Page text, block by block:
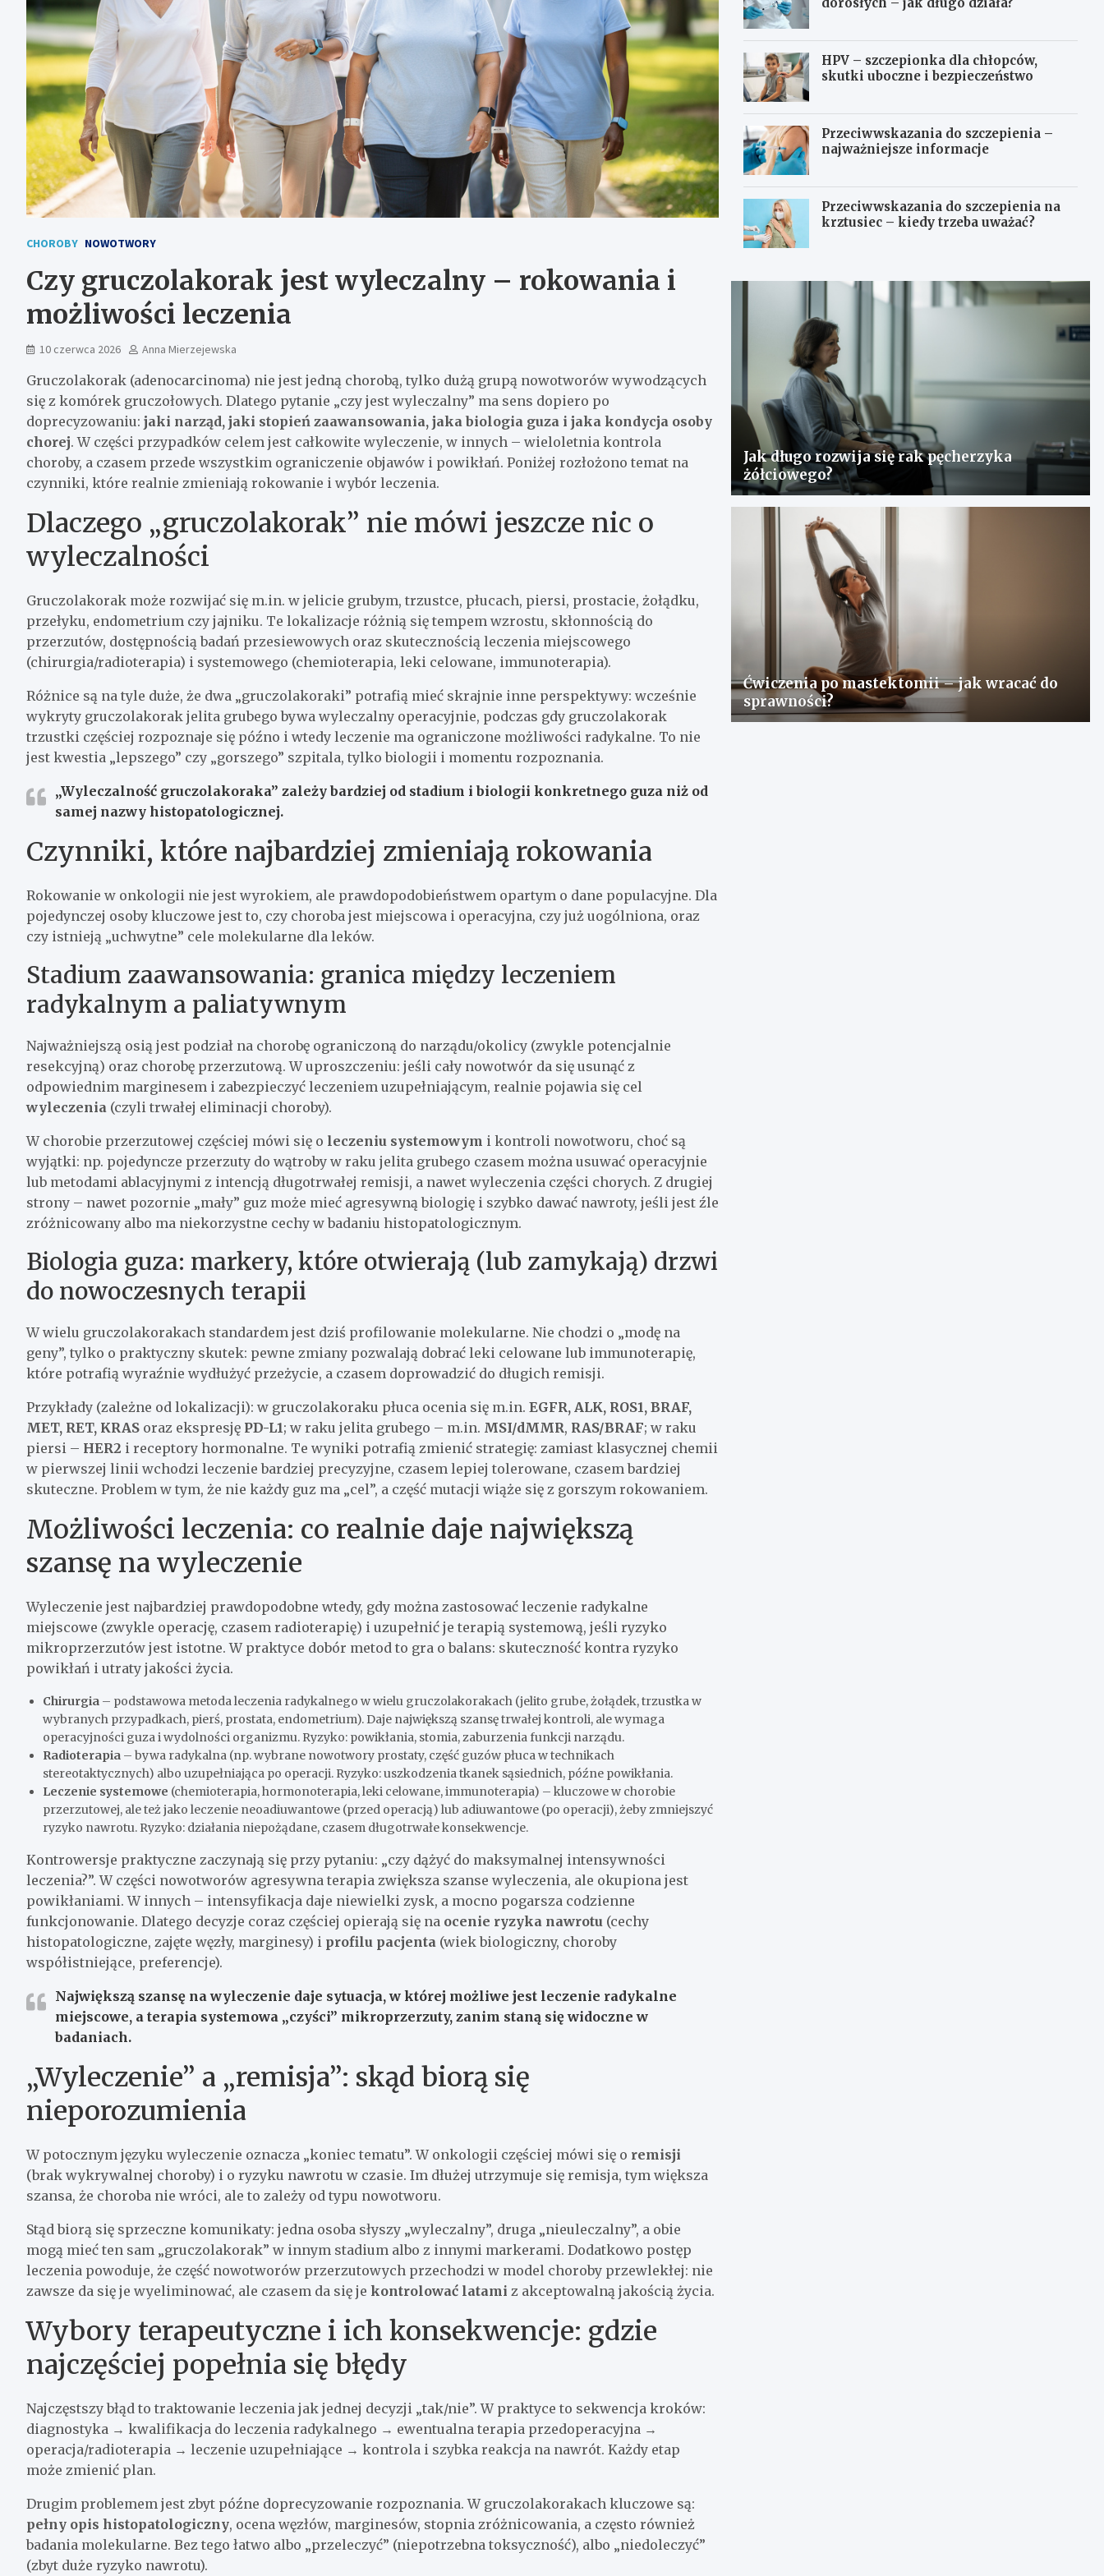
CHOROBY NOWOTWORY
Czy gruczolakorak jest wyleczalny – rokowania i
możliwości leczenia
10 czerwca 2026 Anna Mierzejewska
Gruczolakorak (adenocarcinoma) nie jest jedną chorobą, tylko dużą grupą nowotworów wywodzących
się z komórek gruczołowych. Dlatego pytanie „czy jest wyleczalny” ma sens dopiero po
doprecyzowaniu: jaki narząd, jaki stopień zaawansowania, jaka biologia guza i jaka kondycja osoby
chorej. W części przypadków celem jest całkowite wyleczenie, w innych – wieloletnia kontrola
choroby, a czasem przede wszystkim ograniczenie objawów i powikłań. Poniżej rozłożono temat na
czynniki, które realnie zmieniają rokowanie i wybór leczenia.
Dlaczego „gruczolakorak” nie mówi jeszcze nic o
wyleczalności
Gruczolakorak może rozwijać się m.in. w jelicie grubym, trzustce, płucach, piersi, prostacie, żołądku,
przełyku, endometrium czy jajniku. Te lokalizacje różnią się tempem wzrostu, skłonnością do
przerzutów, dostępnością badań przesiewowych oraz skutecznością leczenia miejscowego
(chirurgia/radioterapia) i systemowego (chemioterapia, leki celowane, immunoterapia).
Różnice są na tyle duże, że dwa „gruczolakoraki” potrafią mieć skrajnie inne perspektywy: wcześnie
wykryty gruczolakorak jelita grubego bywa wyleczalny operacyjnie, podczas gdy gruczolakorak
trzustki częściej rozpoznaje się późno i wtedy leczenie ma ograniczone możliwości radykalne. To nie
jest kwestia „lepszego” czy „gorszego” szpitala, tylko biologii i momentu rozpoznania.
„Wyleczalność gruczolakoraka” zależy bardziej od stadium i biologii konkretnego guza niż od
samej nazwy histopatologicznej.
Czynniki, które najbardziej zmieniają rokowania
Rokowanie w onkologii nie jest wyrokiem, ale prawdopodobieństwem opartym o dane populacyjne. Dla
pojedynczej osoby kluczowe jest to, czy choroba jest miejscowa i operacyjna, czy już uogólniona, oraz
czy istnieją „uchwytne” cele molekularne dla leków.
Stadium zaawansowania: granica między leczeniem
radykalnym a paliatywnym
Najważniejszą osią jest podział na chorobę ograniczoną do narządu/okolicy (zwykle potencjalnie
resekcyjną) oraz chorobę przerzutową. W uproszczeniu: jeśli cały nowotwór da się usunąć z
odpowiednim marginesem i zabezpieczyć leczeniem uzupełniającym, realnie pojawia się cel
wyleczenia (czyli trwałej eliminacji choroby).
W chorobie przerzutowej częściej mówi się o leczeniu systemowym i kontroli nowotworu, choć są
wyjątki: np. pojedyncze przerzuty do wątroby w raku jelita grubego czasem można usuwać operacyjnie
lub metodami ablacyjnymi z intencją długotrwałej remisji, a nawet wyleczenia części chorych. Z drugiej
strony – nawet pozornie „mały” guz może mieć agresywną biologię i szybko dawać nawroty, jeśli jest źle
zróżnicowany albo ma niekorzystne cechy w badaniu histopatologicznym.
Biologia guza: markery, które otwierają (lub zamykają) drzwi
do nowoczesnych terapii
W wielu gruczolakorakach standardem jest dziś profilowanie molekularne. Nie chodzi o „modę na
geny”, tylko o praktyczny skutek: pewne zmiany pozwalają dobrać leki celowane lub immunoterapię,
które potrafią wyraźnie wydłużyć przeżycie, a czasem doprowadzić do długich remisji.
Przykłady (zależne od lokalizacji): w gruczolakoraku płuca ocenia się m.in. EGFR, ALK, ROS1, BRAF,
MET, RET, KRAS oraz ekspresję PD-L1; w raku jelita grubego – m.in. MSI/dMMR, RAS/BRAF; w raku
piersi – HER2 i receptory hormonalne. Te wyniki potrafią zmienić strategię: zamiast klasycznej chemii
w pierwszej linii wchodzi leczenie bardziej precyzyjne, czasem lepiej tolerowane, czasem bardziej
skuteczne. Problem w tym, że nie każdy guz ma „cel”, a część mutacji wiąże się z gorszym rokowaniem.
Możliwości leczenia: co realnie daje największą
szansę na wyleczenie
Wyleczenie jest najbardziej prawdopodobne wtedy, gdy można zastosować leczenie radykalne
miejscowe (zwykle operację, czasem radioterapię) i uzupełnić je terapią systemową, jeśli ryzyko
mikroprzerzutów jest istotne. W praktyce dobór metod to gra o balans: skuteczność kontra ryzyko
powikłań i utraty jakości życia.
Chirurgia – podstawowa metoda leczenia radykalnego w wielu gruczolakorakach (jelito grube, żołądek, trzustka w
wybranych przypadkach, pierś, prostata, endometrium). Daje największą szansę trwałej kontroli, ale wymaga
operacyjności guza i wydolności organizmu. Ryzyko: powikłania, stomia, zaburzenia funkcji narządu.
Radioterapia – bywa radykalna (np. wybrane nowotwory prostaty, część guzów płuca w technikach
stereotaktycznych) albo uzupełniająca po operacji. Ryzyko: uszkodzenia tkanek sąsiednich, późne powikłania.
Leczenie systemowe (chemioterapia, hormonoterapia, leki celowane, immunoterapia) – kluczowe w chorobie
przerzutowej, ale też jako leczenie neoadiuwantowe (przed operacją) lub adiuwantowe (po operacji), żeby zmniejszyć
ryzyko nawrotu. Ryzyko: działania niepożądane, czasem długotrwałe konsekwencje.
Kontrowersje praktyczne zaczynają się przy pytaniu: „czy dążyć do maksymalnej intensywności
leczenia?”. W części nowotworów agresywna terapia zwiększa szanse wyleczenia, ale okupiona jest
powikłaniami. W innych – intensyfikacja daje niewielki zysk, a mocno pogarsza codzienne
funkcjonowanie. Dlatego decyzje coraz częściej opierają się na ocenie ryzyka nawrotu (cechy
histopatologiczne, zajęte węzły, marginesy) i profilu pacjenta (wiek biologiczny, choroby
współistniejące, preferencje).
Największą szansę na wyleczenie daje sytuacja, w której możliwe jest leczenie radykalne
miejscowe, a terapia systemowa „czyści” mikroprzerzuty, zanim staną się widoczne w
badaniach.
„Wyleczenie” a „remisja”: skąd biorą się
nieporozumienia
W potocznym języku wyleczenie oznacza „koniec tematu”. W onkologii częściej mówi się o remisji
(brak wykrywalnej choroby) i o ryzyku nawrotu w czasie. Im dłużej utrzymuje się remisja, tym większa
szansa, że choroba nie wróci, ale to zależy od typu nowotworu.
Stąd biorą się sprzeczne komunikaty: jedna osoba słyszy „wyleczalny”, druga „nieuleczalny”, a obie
mogą mieć ten sam „gruczolakorak” w innym stadium albo z innymi markerami. Dodatkowo postęp
leczenia powoduje, że część nowotworów przerzutowych przechodzi w model choroby przewlekłej: nie
zawsze da się je wyeliminować, ale czasem da się je kontrolować latami z akceptowalną jakością życia.
Wybory terapeutyczne i ich konsekwencje: gdzie
najczęściej popełnia się błędy
Najczęstszy błąd to traktowanie leczenia jak jednej decyzji „tak/nie”. W praktyce to sekwencja kroków:
diagnostyka → kwalifikacja do leczenia radykalnego → ewentualna terapia przedoperacyjna →
operacja/radioterapia → leczenie uzupełniające → kontrola i szybka reakcja na nawrót. Każdy etap
może zmienić plan.
Drugim problemem jest zbyt późne doprecyzowanie rozpoznania. W gruczolakorakach kluczowe są:
pełny opis histopatologiczny, ocena węzłów, marginesów, stopnia zróżnicowania, a często również
badania molekularne. Bez tego łatwo albo „przeleczyć” (niepotrzebna toksyczność), albo „niedoleczyć”
(zbyt duże ryzyko nawrotu).
HPV – szczepionka dla chłopców,
skutki uboczne i bezpieczeństwo
Przeciwwskazania do szczepienia –
najważniejsze informacje
Przeciwwskazania do szczepienia na
krztusiec – kiedy trzeba uważać?
Jak długo rozwija się rak pęcherzyka
żółciowego?
Ćwiczenia po mastektomii – jak wracać do
sprawności?